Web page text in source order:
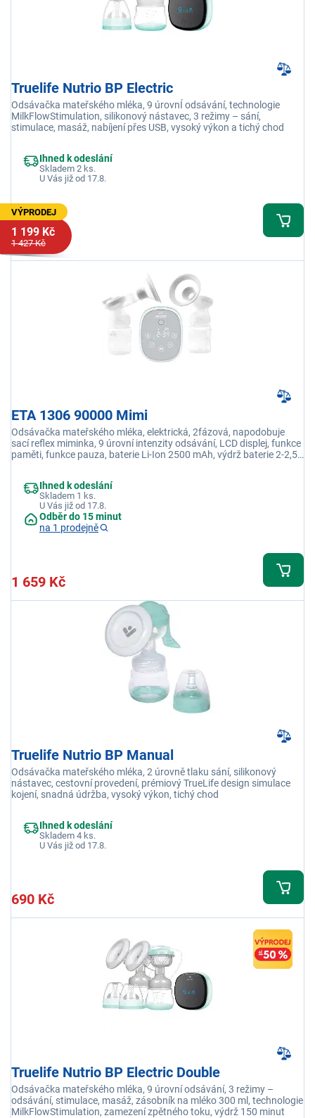
Truelife Nutrio BP Electric
Odsávačka mateřského mléka, 9 úrovnÍ odsávání, technologie
MilkFlowStimulation, silikonový nástavec, 3 režimy – sání,
stimulace, masáž, nabíjení přes USB, vysoký výkon a tichý chod
Ihned k odeslání
Skladem 2 ks.
U Vás již od 17.8.
VÝPRODEJ
1 199 Kč
1 427 Kč
ETA 1306 90000 Mimi
Odsávačka mateřského mléka, elektrická, 2fázová, napodobuje
sací reflex miminka, 9 úrovní intenzity odsávání, LCD displej, funkce
paměti, funkce pauza, baterie Li-Ion 2500 mAh, výdrž baterie 2-2,5
Ihned k odeslání
Skladem 1 ks.
U Vás již od 17.8.
Odběr do 15 minut
na 1 prodejně
1 659 Kč
Truelife Nutrio BP Manual
Odsávačka mateřského mléka, 2 úrovně tlaku sání, silikonový
nástavec, cestovní provedení, prémiový TrueLife design simulace
kojení, snadná údržba, vysoký výkon, tichý chod
Ihned k odeslání
Skladem 4 ks.
U Vás již od 17.8.
690 Kč
Truelife Nutrio BP Electric Double
Odsávačka mateřského mléka, 9 úrovní odsávání, 3 režimy –
odsávání, stimulace, masáž, zásobník na mléko 300 ml, technologie
MilkFlowStimulation, zamezení zpětného toku, výdrž 150 minut